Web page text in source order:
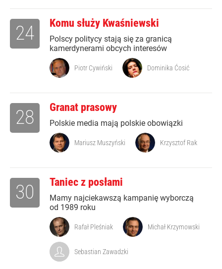
Komu służy Kwaśniewski
Polscy politycy stają się za granicą
kamerdynerami obcych interesów
24
Piotr Cywiński Dominika Ćosić
Granat prasowy
Polskie media mają polskie obowiązki
28
Mariusz Muszyński Krzysztof Rak
Taniec z posłami
Mamy najciekawszą kampanię wyborczą
od 1989 roku
30
Rafał Pleśniak Michał Krzymowski
Sebastian Zawadzki